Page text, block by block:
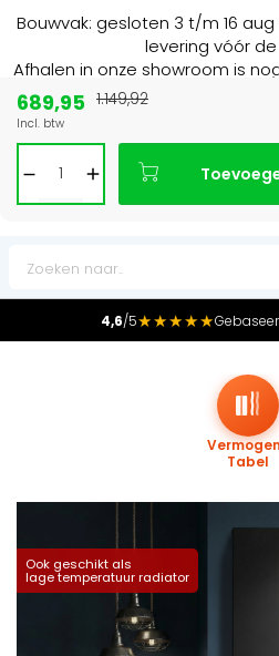
Bouwvak: gesloten 3 t/m 16
levering vóór
Afhalen in onze showroom is
4,6/5★★★★★
Ook geschikt als
lage temperatuur radiator
Tabel
689,95
Incl. btw
1.149,92